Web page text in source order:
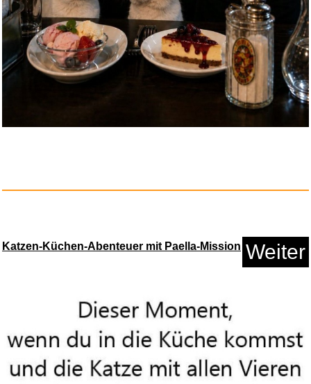
Come Around Sundown [Vinyl
LP]...
Katzen-Küchen-Abenteuer mit Paella-Mission Weiter